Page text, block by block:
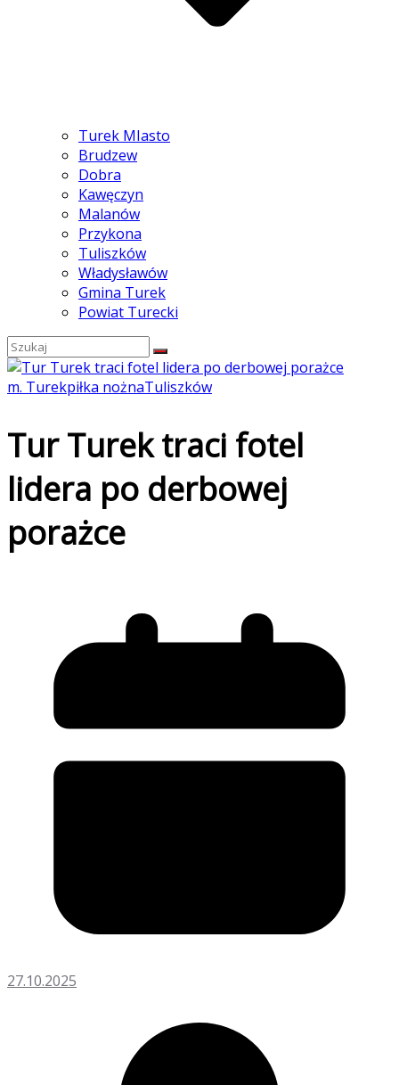
Turek MIasto
Brudzew
Dobra
Kawęczyn
Malanów
Przykona
Tuliszków
Władysławów
Gmina Turek
Powiat Turecki
m. Turekpiłka nożnaTuliszków
Tur Turek traci fotel
lidera po derbowej
porażce
27.10.2025